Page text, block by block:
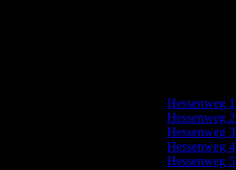
Hessenweg 1
Hessenweg 2
Hessenweg 3
Hessenweg 4
Hessenweg 5